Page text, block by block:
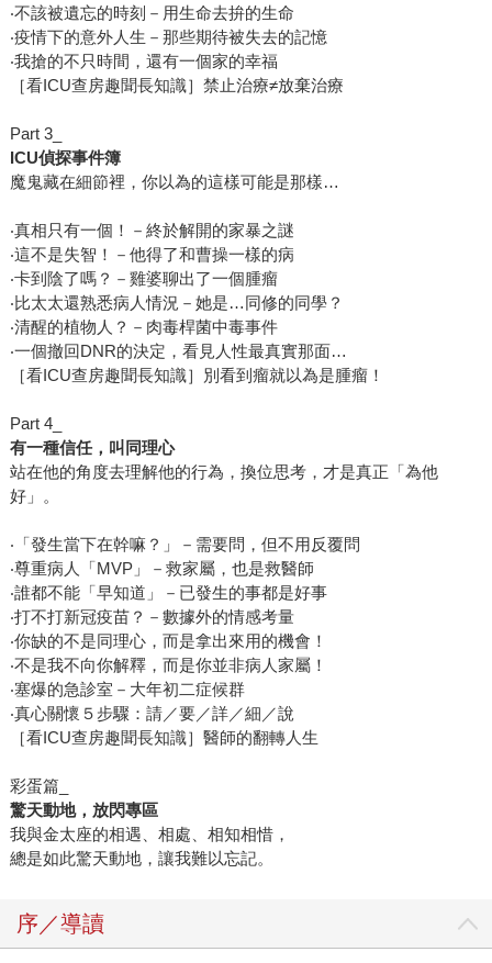
‧不該被遺忘的時刻－用生命去拚的生命
‧疫情下的意外人生－那些期待被失去的記憶
‧我搶的不只時間，還有一個家的幸福
［看ICU查房趣聞長知識］禁止治療≠放棄治療
Part 3_
ICU偵探事件簿
魔鬼藏在細節裡，你以為的這樣可能是那樣…
‧真相只有一個！－終於解開的家暴之謎
‧這不是失智！－他得了和曹操一樣的病
‧卡到陰了嗎？－雞婆聊出了一個腫瘤
‧比太太還熟悉病人情況－她是…同修的同學？
‧清醒的植物人？－肉毒桿菌中毒事件
‧一個撤回DNR的決定，看見人性最真實那面…
［看ICU查房趣聞長知識］別看到瘤就以為是腫瘤！
Part 4_
有一種信任，叫同理心
站在他的角度去理解他的行為，換位思考，才是真正「為他
好」。
‧「發生當下在幹嘛？」－需要問，但不用反覆問
‧尊重病人「MVP」－救家屬，也是救醫師
‧誰都不能「早知道」－已發生的事都是好事
‧打不打新冠疫苗？－數據外的情感考量
‧你缺的不是同理心，而是拿出來用的機會！
‧不是我不向你解釋，而是你並非病人家屬！
‧塞爆的急診室－大年初二症候群
‧真心關懷５步驟：請／要／詳／細／說
［看ICU查房趣聞長知識］醫師的翻轉人生
彩蛋篇_
驚天動地，放閃專區
我與金太座的相遇、相處、相知相惜，
總是如此驚天動地，讓我難以忘記。
序／導讀